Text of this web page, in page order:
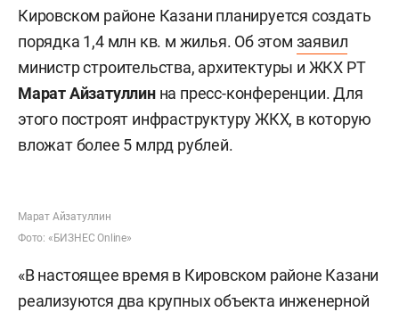
Кировском районе Казани планируется создать
порядка 1,4 млн кв. м жилья. Об этом заявил
министр строительства, архитектуры и ЖКХ РТ
Марат Айзатуллинна пресс-конференции. Для
этого построят инфраструктуру ЖКХ, в которую
вложат более 5 млрд рублей.
Марат Айзатуллин
Фото: «БИЗНЕС Online»
«В настоящее время в Кировском районе Казани
реализуются два крупных объекта инженерной